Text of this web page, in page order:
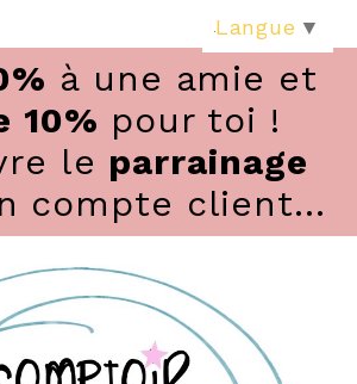
à une amie et
10% pour toi !
le parrainage
compte client...
Langue ▼